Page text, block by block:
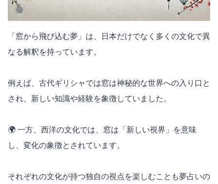
「窓から飛び込む夢」は、日本だけでなく多くの文化で異
なる解釈を持っています。
例えば、古代ギリシャでは窓は神秘的な世界への入り口と
され、新しい知識や経験を象徴していました。
🌍 一方、西洋の文化では、窓は「新しい視界」を意味
し、変化の象徴とされています。
それぞれの文化が持つ独自の視点を楽しむことも夢占いの